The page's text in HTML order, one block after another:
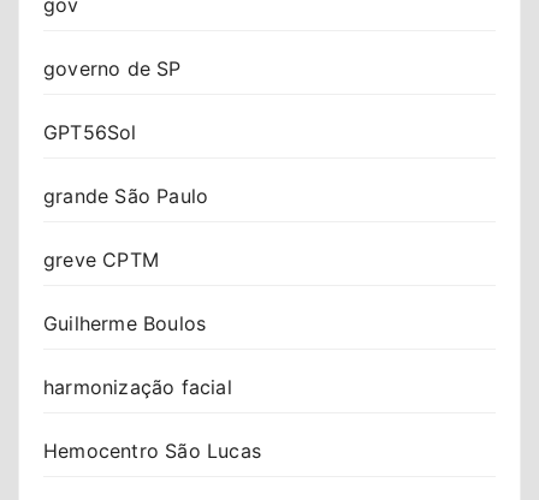
governo de SP
GPT56Sol
grande São Paulo
greve CPTM
Guilherme Boulos
harmonização facial
Hemocentro São Lucas